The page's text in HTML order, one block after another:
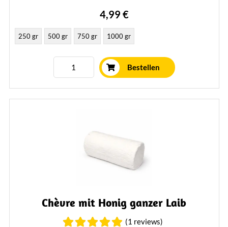
4,99 €
250 gr 500 gr 750 gr 1000 gr
Bestellen
Chèvre mit Honig ganzer Laib
(1 reviews)